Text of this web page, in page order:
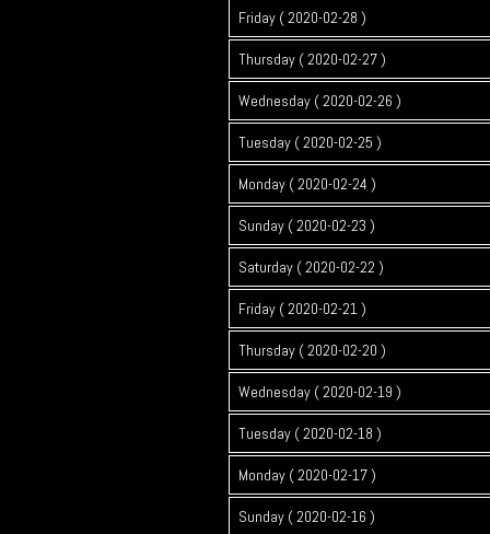
Friday ( 2020-02-28 )
Thursday ( 2020-02-27 )
Wednesday ( 2020-02-26 )
Tuesday ( 2020-02-25 )
Monday ( 2020-02-24 )
Sunday ( 2020-02-23 )
Saturday ( 2020-02-22 )
Friday ( 2020-02-21 )
Thursday ( 2020-02-20 )
Wednesday ( 2020-02-19 )
Tuesday ( 2020-02-18 )
Monday ( 2020-02-17 )
Sunday ( 2020-02-16 )